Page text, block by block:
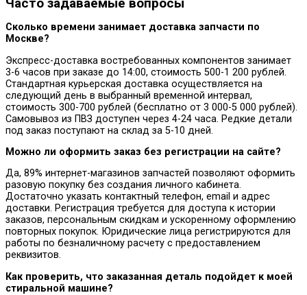
Сколько времени занимает доставка запчасти по
Москве?
Экспресс-доставка востребованных компонентов занимает
3-6 часов при заказе до 14:00, стоимость 500-1 200 рублей.
Стандартная курьерская доставка осуществляется на
следующий день в выбранный временной интервал,
стоимость 300-700 рублей (бесплатно от 3 000-5 000 рублей).
Самовывоз из ПВЗ доступен через 4-24 часа. Редкие детали
под заказ поступают на склад за 5-10 дней.
Можно ли оформить заказ без регистрации на сайте?
Да, 89% интернет-магазинов запчастей позволяют оформить
разовую покупку без создания личного кабинета.
Достаточно указать контактный телефон, email и адрес
доставки. Регистрация требуется для доступа к истории
заказов, персональным скидкам и ускоренному оформлению
повторных покупок. Юридические лица регистрируются для
работы по безналичному расчету с предоставлением
реквизитов.
Как проверить, что заказанная деталь подойдет к моей
стиральной машине?